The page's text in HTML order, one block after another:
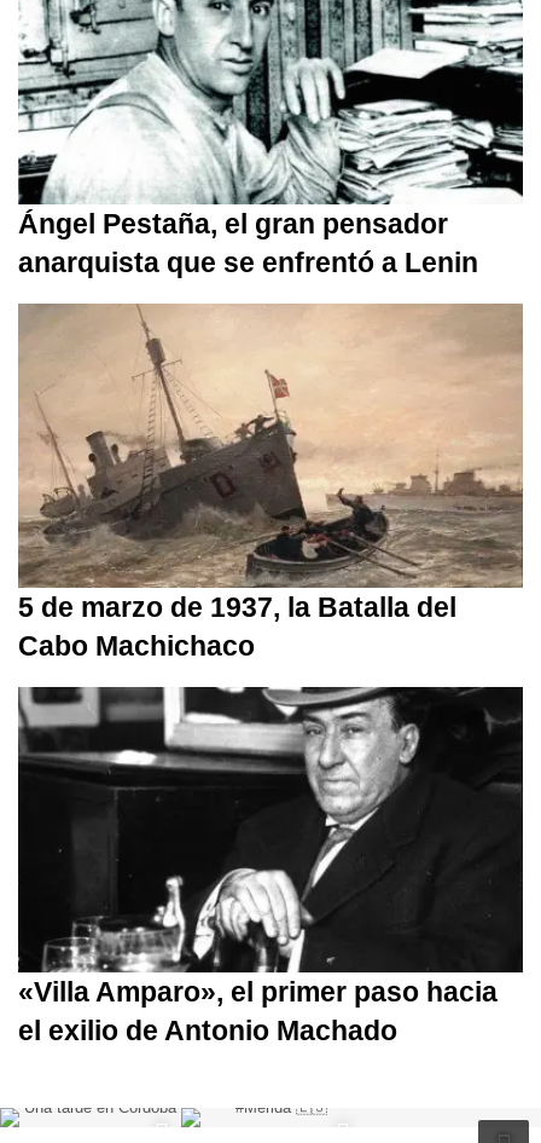
Ángel Pestaña, el gran pensador
anarquista que se enfrentó a Lenin
5 de marzo de 1937, la Batalla del
Cabo Machichaco
«Villa Amparo», el primer paso hacia
el exilio de Antonio Machado